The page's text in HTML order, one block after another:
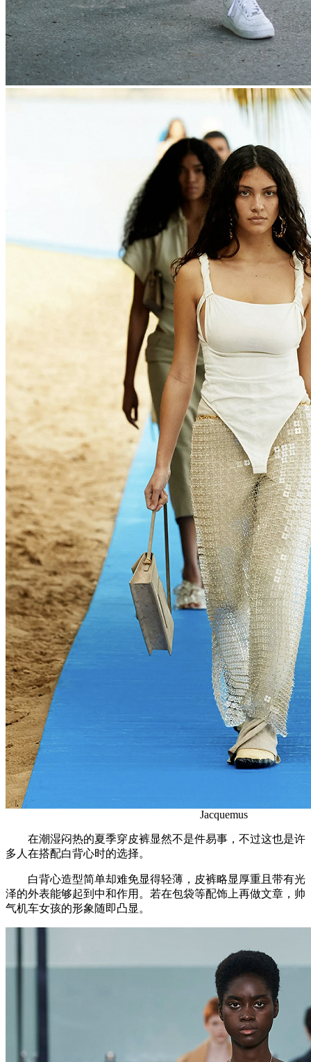
Jacquemus
在潮湿闷热的夏季穿皮裤显然不是件易事，不过这也是许
多人在搭配白背心时的选择。
白背心造型简单却难免显得轻薄，皮裤略显厚重且带有光
泽的外表能够起到中和作用。若在包袋等配饰上再做文章，帅
气机车女孩的形象随即凸显。